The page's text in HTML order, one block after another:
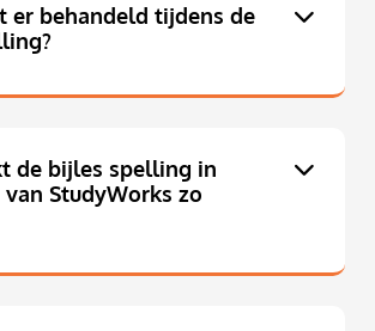
er behandeld tijdens de
de bijles spelling in
StudyWorks zo